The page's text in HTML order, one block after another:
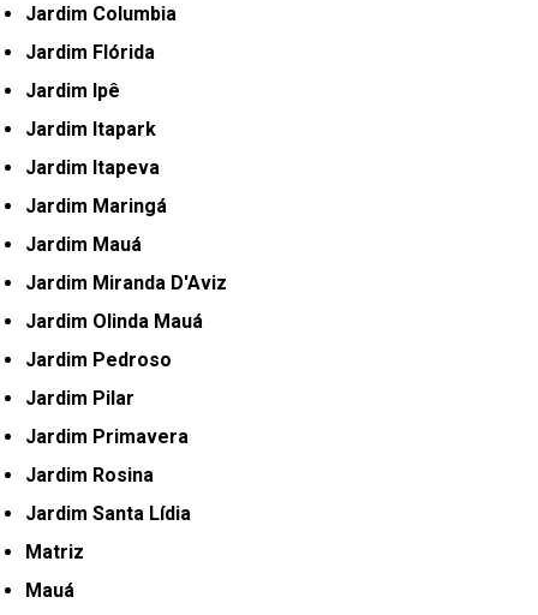
Jardim Columbia
Jardim Flórida
Jardim Ipê
Jardim Itapark
Jardim Itapeva
Jardim Maringá
Jardim Mauá
Jardim Miranda D'Aviz
Jardim Olinda Mauá
Jardim Pedroso
Jardim Pilar
Jardim Primavera
Jardim Rosina
Jardim Santa Lídia
Matriz
Mauá